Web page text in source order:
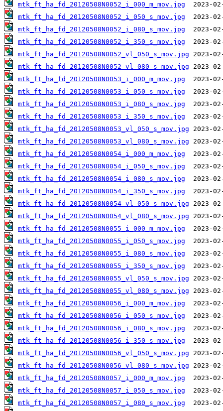
mtk_ft_ha_fd_20120508N0052_i_000_m_mov.jpg
mtk_ft_ha_fd_20120508N0052_i_050_s_mov.jpg
mtk_ft_ha_fd_20120508N0052_i_080_s_mov.jpg
mtk_ft_ha_fd_20120508N0052_i_350_s_mov.jpg
mtk_ft_ha_fd_20120508N0052_vl_050_s_mov.jpg
mtk_ft_ha_fd_20120508N0052_vl_080_s_mov.jpg
mtk_ft_ha_fd_20120508N0053_i_000_m_mov.jpg
mtk_ft_ha_fd_20120508N0053_i_050_s_mov.jpg
mtk_ft_ha_fd_20120508N0053_i_080_s_mov.jpg
mtk_ft_ha_fd_20120508N0053_i_350_s_mov.jpg
mtk_ft_ha_fd_20120508N0053_vl_050_s_mov.jpg
mtk_ft_ha_fd_20120508N0053_vl_080_s_mov.jpg
mtk_ft_ha_fd_20120508N0054_i_000_m_mov.jpg
mtk_ft_ha_fd_20120508N0054_i_050_s_mov.jpg
mtk_ft_ha_fd_20120508N0054_i_080_s_mov.jpg
mtk_ft_ha_fd_20120508N0054_i_350_s_mov.jpg
mtk_ft_ha_fd_20120508N0054_vl_050_s_mov.jpg
mtk_ft_ha_fd_20120508N0054_vl_080_s_mov.jpg
mtk_ft_ha_fd_20120508N0055_i_000_m_mov.jpg
mtk_ft_ha_fd_20120508N0055_i_050_s_mov.jpg
mtk_ft_ha_fd_20120508N0055_i_080_s_mov.jpg
mtk_ft_ha_fd_20120508N0055_i_350_s_mov.jpg
mtk_ft_ha_fd_20120508N0055_vl_050_s_mov.jpg
mtk_ft_ha_fd_20120508N0055_vl_080_s_mov.jpg
mtk_ft_ha_fd_20120508N0056_i_000_m_mov.jpg
mtk_ft_ha_fd_20120508N0056_i_050_s_mov.jpg
mtk_ft_ha_fd_20120508N0056_i_080_s_mov.jpg
mtk_ft_ha_fd_20120508N0056_i_350_s_mov.jpg
mtk_ft_ha_fd_20120508N0056_vl_050_s_mov.jpg
mtk_ft_ha_fd_20120508N0056_vl_080_s_mov.jpg
mtk_ft_ha_fd_20120508N0057_i_000_m_mov.jpg
mtk_ft_ha_fd_20120508N0057_i_050_s_mov.jpg
mtk_ft_ha_fd_20120508N0057_i_080_s_mov.jpg